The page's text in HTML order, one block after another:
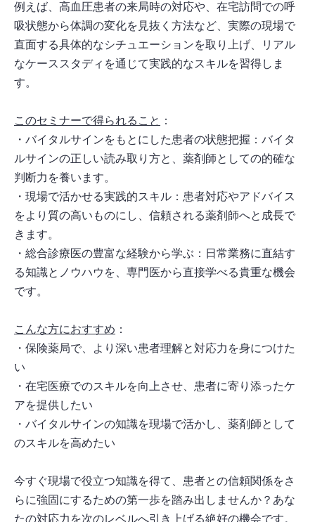
例えば、高血圧患者の来局時の対応や、在宅訪問での呼
吸状態から体調の変化を見抜く方法など、実際の現場で
直面する具体的なシチュエーションを取り上げ、リアル
なケーススタディを通じて実践的なスキルを習得しま
す。
このセミナーで得られること ：
・バイタルサインをもとにした患者の状態把握：バイタ
ルサインの正しい読み取り方と、薬剤師としての的確な
判断力を養います。
・現場で活かせる実践的スキル：患者対応やアドバイス
をより質の高いものにし、信頼される薬剤師へと成長で
きます。
・総合診療医の豊富な経験から学ぶ：日常業務に直結す
る知識とノウハウを、専門医から直接学べる貴重な機会
です。
こんな方におすすめ ：
・保険薬局で、より深い患者理解と対応力を身につけた
い
・在宅医療でのスキルを向上させ、患者に寄り添ったケ
アを提供したい
・バイタルサインの知識を現場で活かし、薬剤師として
のスキルを高めたい
今すぐ現場で役立つ知識を得て、患者との信頼関係をさ
らに強固にするための第一歩を踏み出しませんか？あな
たの対応力を次のレベルへ引き上げる絶好の機会です。